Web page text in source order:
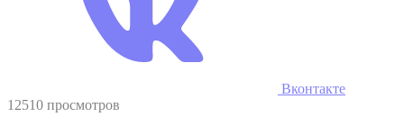
Вконтакте
12510 просмотров